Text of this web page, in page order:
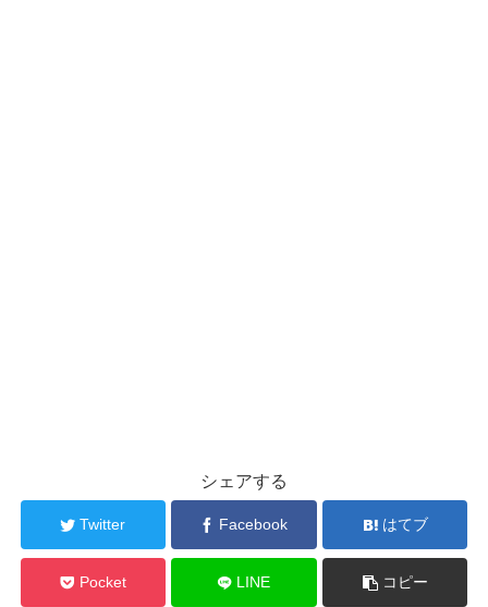
シェアする
Twitter Facebook はてブ
Pocket LINE コピー